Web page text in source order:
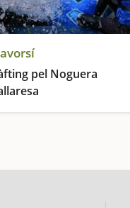
pel Noguera